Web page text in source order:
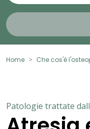
Home Che cos'è
Patologie trattate